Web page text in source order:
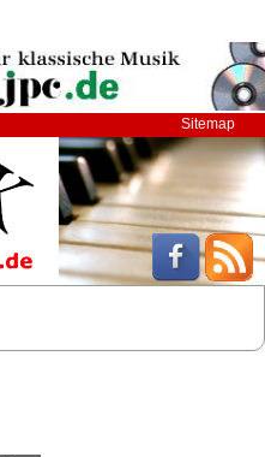
Sitemap